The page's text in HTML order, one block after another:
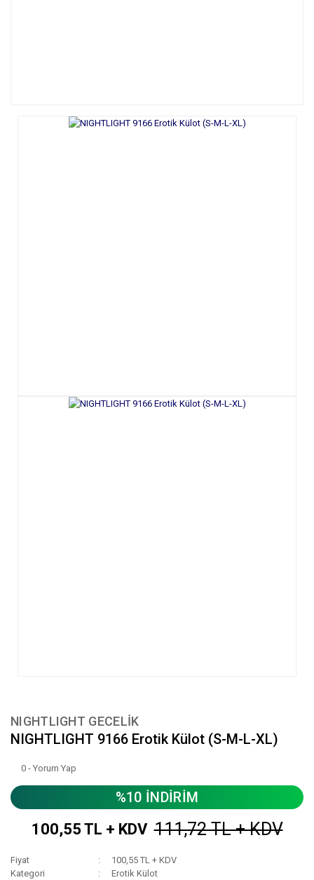
NIGHTLIGHT GECELİK
NIGHTLIGHT 9166 Erotik Külot (S-M-L-XL)
0 - Yorum Yap
%10 İNDİRİM
100,55 TL + KDV 111,72 TL + KDV
Fiyat
100,55 TL + KDV
Kategori
Erotik Külot